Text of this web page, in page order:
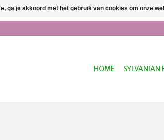
HOME SYLVANIAN
ga je akkoord met het gebruik van cookies om onze
uur besteld, dezelfde dag verzonden *